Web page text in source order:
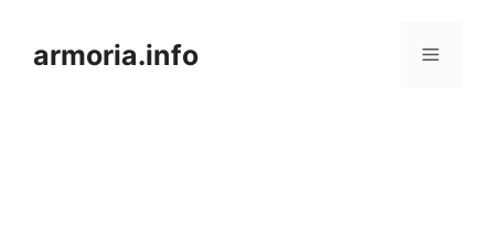
contenido
armoria.info Menú